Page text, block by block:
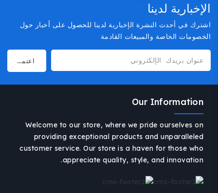
الإخبارية لدينا
اشترك في أحدث النشرة الإخبارية لدينا للحصول على أخبار حول
الخصومات الخاصة والمبيعات القادمة
Our Information
Welcome to our store, where we pride ourselves on
providing exceptional products and unparalleled
customer service. Our store is a haven for those who
appreciate quality, style, and innovation.